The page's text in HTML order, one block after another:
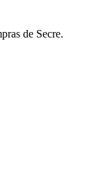
de Secre.